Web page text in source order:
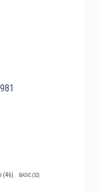
(46) BASIC(32)